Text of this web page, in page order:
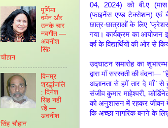
04, 2024) को बी.ए (मास
(फाइनेंस एण्ड टेक्सेशन) एवं
छात्र-छात्राओं के लिए
गया। कार्यक्रम का आयोजन
वर्ष के विद्यार्थियों की ओर से
उद्घाटन समारोह का शुभारम्भ
द्वारा माँ सरस्वती की वंदना—
अज्ञानता से हमें तार दे माँ"
संजीव कुमार माहेश्वरी,
को अनुशासन में रहकर जीवन में
कि अच्छा नागरिक बनने के लिए
पूर्णिमा
वर्मन और
उनके चार
नवगीत —
अवनीश
सिंह
चौहान
विनम्र
श्रद्धांजलि
: दिनेश
सिंह नहीं
रहे —
अवनीश
सिंह चौहान